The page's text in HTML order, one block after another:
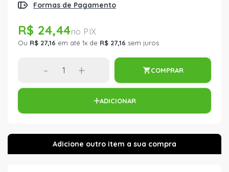
Formas de Pagamento
R$ 24,44
Ou R$ 27,16 em até 1x de R$ 27,16 sem juros
- + COMPRAR
ADICIONAR